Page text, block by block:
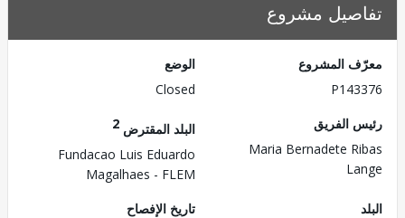
مشروع
المشروع
الفريق
Maria Bernadete
البلد المقترض
Fundacao Luis Eduardo
Magalhaes - FLEM
تاريخ الإفصاح